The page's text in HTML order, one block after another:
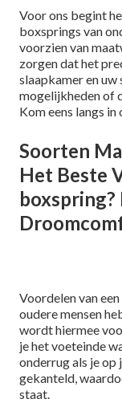
Voor ons begint
boxsprings van
voorzien van
zorgen dat het
slaapkamer en uw
mogelijkheden of
Kom eens langs
Soorten
Het Beste
boxspring?
Voordelen van
oudere mensen
wordt hiermee
je het voeteinde
onderrug als je
gekanteld,
staat.